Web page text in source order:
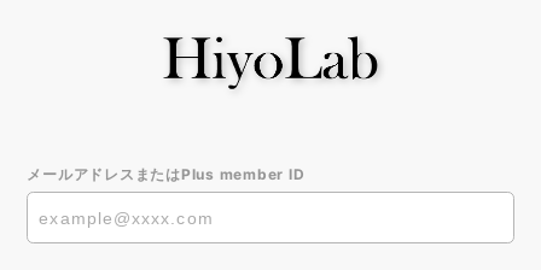
メールアドレスまたはPlus member ID